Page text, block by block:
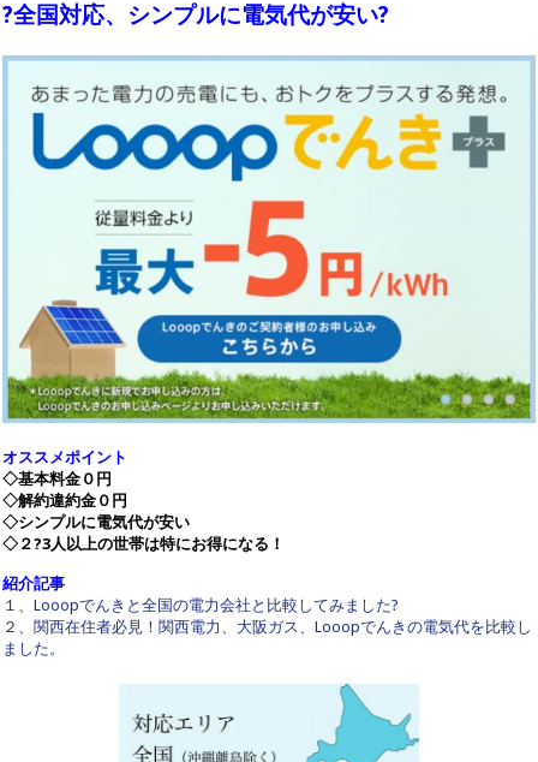
?全国対応、シンプルに電気代が安い?
オススメポイント
◇基本料金０円
◇解約違約金０円
◇シンプルに電気代が安い
◇２?3人以上の世帯は特にお得になる！
紹介記事
１、Looopでんきと全国の電力会社と比較してみました?
２、 関西在住者必見！関西電力、大阪ガス、Looopでんきの電気代を比較し
ました。